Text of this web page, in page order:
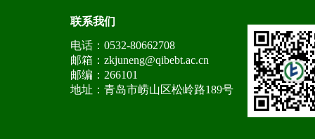
联系我们
电话：0532-80662708
邮箱：zkjuneng@qibebt.ac.cn
邮编：266101
地址：青岛市崂山区松岭路189号